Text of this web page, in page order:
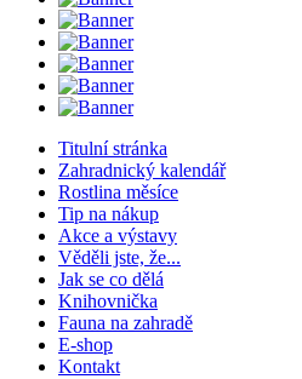
Titulní stránka
Zahradnický kalendář
Rostlina měsíce
Tip na nákup
Akce a výstavy
Věděli jste, že...
Jak se co dělá
Knihovnička
Fauna na zahradě
E-shop
Kontakt